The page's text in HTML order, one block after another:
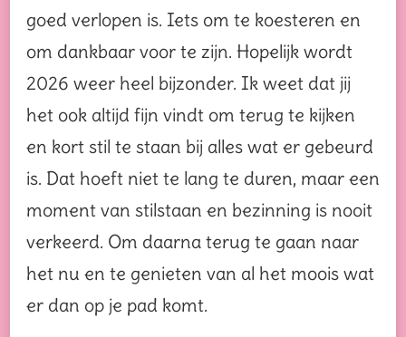
goed verlopen is. Iets om te koesteren en
om dankbaar voor te zijn. Hopelijk wordt
2026 weer heel bijzonder. Ik weet dat jij
het ook altijd fijn vindt om terug te kijken
en kort stil te staan bij alles wat er gebeurd
is. Dat hoeft niet te lang te duren, maar een
moment van stilstaan en bezinning is nooit
verkeerd. Om daarna terug te gaan naar
het nu en te genieten van al het moois wat
er dan op je pad komt.